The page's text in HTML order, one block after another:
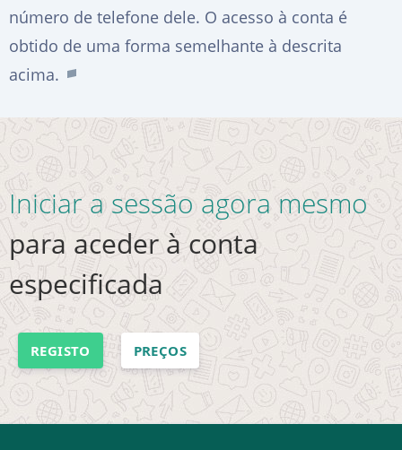
número de telefone dele. O acesso à conta é
obtido de uma forma semelhante à descrita
acima.
Iniciar a sessão agora mesmo
para aceder à conta
especificada
REGISTO PREÇOS